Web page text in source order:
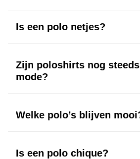
Is een polo netjes?
Zijn poloshirts nog
mode?
Welke polo’s blijven
Is een polo chique?